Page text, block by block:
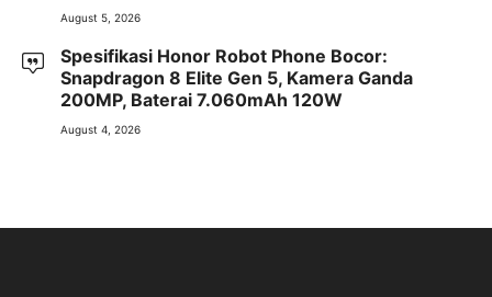
August 5, 2026
Spesifikasi Honor Robot Phone Bocor:
Snapdragon 8 Elite Gen 5, Kamera Ganda
200MP, Baterai 7.060mAh 120W
August 4, 2026